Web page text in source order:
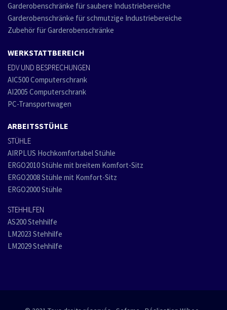
Garderobenschränke für saubere Industriebereiche
Garderobenschränke für schmutzige Industriebereiche
Zubehör für Garderobenschränke
WERKSTATTBEREICH
EDV UND BESPRECHUNGEN
AIC500 Computerschrank
AI2005 Computerschrank
PC-Transportwagen
ARBEITSSTÜHLE
STÜHLE
AIRPLUS Hochkomfortabel Stühle
ERGO2010 Stühle mit breitem Komfort-Sitz
ERGO2008 Stühle mit Komfort-Sitz
ERGO2000 Stühle
STEHHILFEN
AS200 Stehhilfe
LM2023 Stehhilfe
LM2029 Stehhilfe